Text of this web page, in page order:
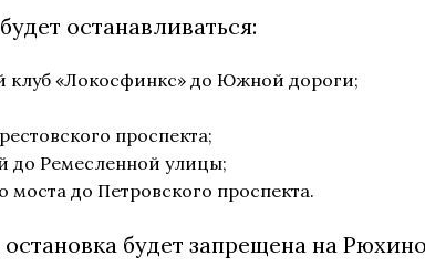
останавливаться:
клуб «Локосфинкс» до Южной дороги;
проспекта;
до Ремесленной улицы;
до Петровского проспекта.
будет запрещена на